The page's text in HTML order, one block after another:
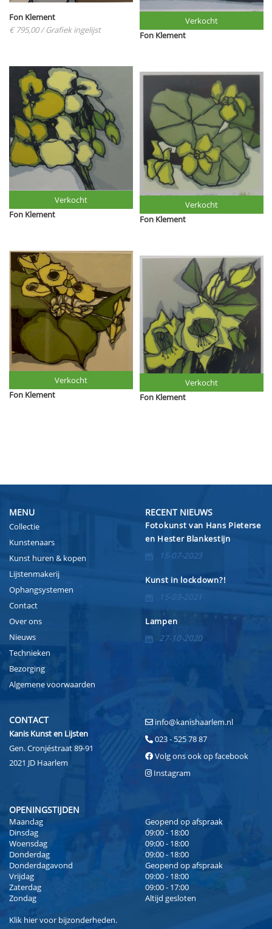
Fon Klement
€ 795,00/ Grafiek ingelijst
Fon Klement
Verkocht
Fon Klement
Verkocht
Fon Klement
Verkocht
Fon Klement
Verkocht
Fon Klement
Verkocht
MENU
Collectie
Kunstenaars
Kunst huren & kopen
Lijstenmakerij
Ophangsystemen
Contact
Over ons
Nieuws
Technieken
Bezorging
Algemene voorwaarden
RECENT NIEUWS
Fotokunst van Hans Pieterse
en Hester Blankestijn
15-07-2023
Kunst in lockdown?!
15-03-2021
Lampen
27-10-2020
CONTACT
Kanis Kunst en Lijsten
Gen. Cronjéstraat 89-91
2021 JD Haarlem
info@kanishaarlem.nl
023 - 525 78 87
Volg ons ook op facebook
Instagram
OPENINGSTIJDEN
Maandag
Geopend op afspraak
Dinsdag
09:00 - 18:00
Woensdag
09:00 - 18:00
Donderdag
09:00 - 18:00
Donderdagavond
Geopend op afspraak
Vrijdag
09:00 - 18:00
Zaterdag
09:00 - 17:00
Zondag
Altijd gesloten
Klik hiervoor bijzonderheden.